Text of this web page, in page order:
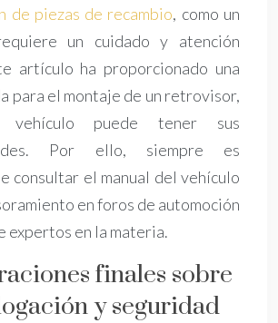
de piezas de recambio, como un
un cuidado y atención
artículo ha proporcionado una
para el montaje de un retrovisor,
vehículo puede tener sus
Por ello, siempre es
consultar el manual del vehículo
en foros de automoción
expertos en la materia.
finales sobre
y seguridad